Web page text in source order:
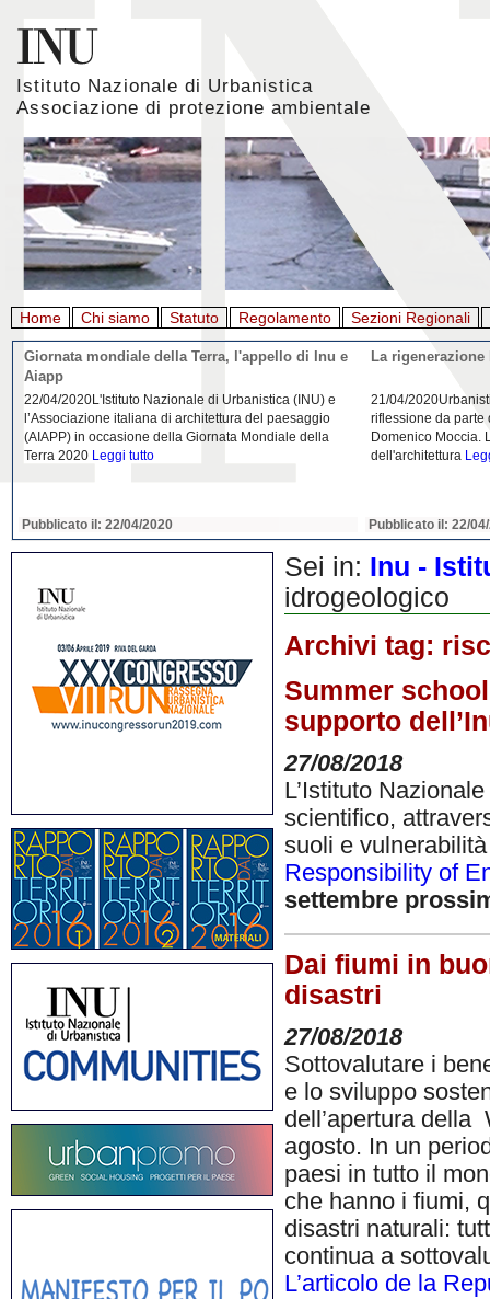
Istituto Nazionale di Urbanistica
Associazione di protezione ambientale
Home Chi siamo Statuto Regolamento Sezioni Regionali
Giornata mondiale della Terra, l'appello di Inu e
Aiapp
22/04/2020L'Istituto Nazionale di Urbanistica (INU) e
l’Associazione italiana di architettura del paesaggio
(AIAPP) in occasione della Giornata Mondiale della
Terra 2020 Leggi tutto
Pubblicato il: 22/04/2020
La
21/04/
riflessione da parte
Domenico Moccia.
dell'architettura
Pubblicato il: 22/
Sei in: Inu -
idrogeologico
Archivi tag:
Summer
supporto
27/08/2018
L’Istituto
scientifico,
suoli e
Responsibility of
settembre
Dai fiumi in
disastri
27/08/2018
Sottovalutare i
e lo sviluppo
dell’apertura della
agosto. In un
paesi in tutto il
che hanno i fiumi,
disastri naturali:
continua a
L’articolo de la